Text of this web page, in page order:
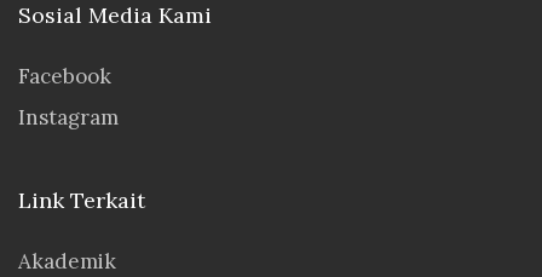
Sosial Media Kami
Facebook
Instagram
Link Terkait
Akademik